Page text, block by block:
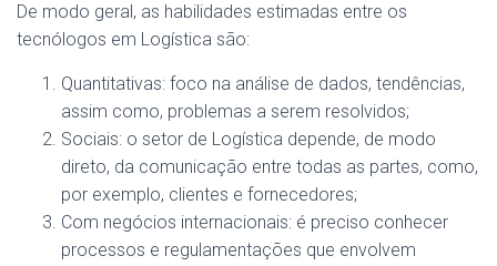
De modo geral, as habilidades estimadas entre os
tecnólogos em Logística são:
Quantitativas: foco na análise de dados, tendências,
assim como, problemas a serem resolvidos;
Sociais: o setor de Logística depende, de modo
direto, da comunicação entre todas as partes, como,
por exemplo, clientes e fornecedores;
Com negócios internacionais: é preciso conhecer
processos e regulamentações que envolvem